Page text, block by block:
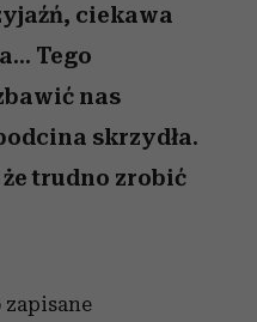
ciekawa
Tego
nas
skrzydła.
trudno zrobić
zapisane